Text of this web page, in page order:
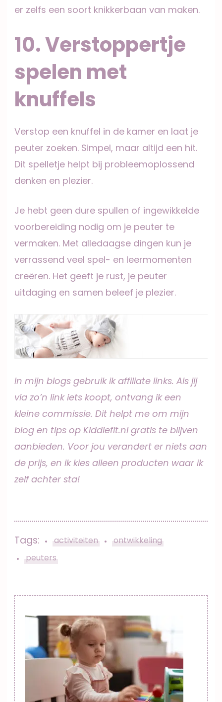
er zelfs een soort knikkerbaan van maken.
10. Verstoppertje
spelen met
knuffels
Verstop een knuffel in de kamer en laat je
peuter zoeken. Simpel, maar altijd een hit.
Dit spelletje helpt bij probleemoplossend
denken en plezier.
Je hebt geen dure spullen of ingewikkelde
voorbereiding nodig om je peuter te
vermaken. Met alledaagse dingen kun je
verrassend veel spel- en leermomenten
creëren. Het geeft je rust, je peuter
uitdaging en samen beleef je plezier.
In mijn blogs gebruik ik affiliate links. Als jij
via zo’n link iets koopt, ontvang ik een
kleine commissie. Dit helpt me om mijn
blog en tips op Kiddiefit.nl gratis te blijven
aanbieden. Voor jou verandert er niets aan
de prijs, en ik kies alleen producten waar ik
zelf achter sta!
Tags: activiteiten
ontwikkeling
peuters
Post
Navigation